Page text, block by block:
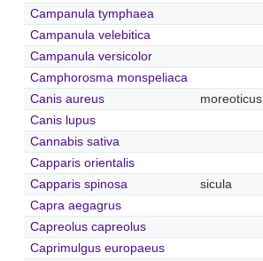
Campanula tymphaea
Campanula velebitica
Campanula versicolor
Camphorosma monspeliaca
Canis aureus
moreoticus
Canis lupus
Cannabis sativa
Capparis orientalis
Capparis spinosa
sicula
Capra aegagrus
Capreolus capreolus
Caprimulgus europaeus